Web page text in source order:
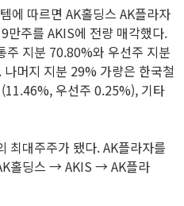
에 따르면 AK홀딩스 AK플라자
주를 AKIS에 전량 매각했다.
주 지분 70.80%와 우선주 지분
머지 지분 29% 가량은 한국철
우선주 0.25%), 기타
최대주주가 됐다. AK플라자를
홀딩스 → AKIS → AK플라